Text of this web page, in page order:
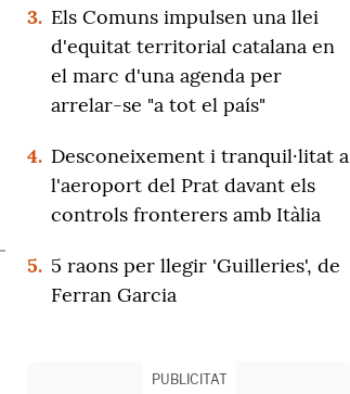
3. Els Comuns impulsen una llei
d'equitat territorial catalana en
el marc d'una agenda per
arrelar-se "a tot el país"
4. Desconeixement i tranquil·litat a
l'aeroport del Prat davant els
controls fronterers amb Itàlia
5. 5 raons per llegir 'Guilleries', de
Ferran Garcia
PUBLICITAT